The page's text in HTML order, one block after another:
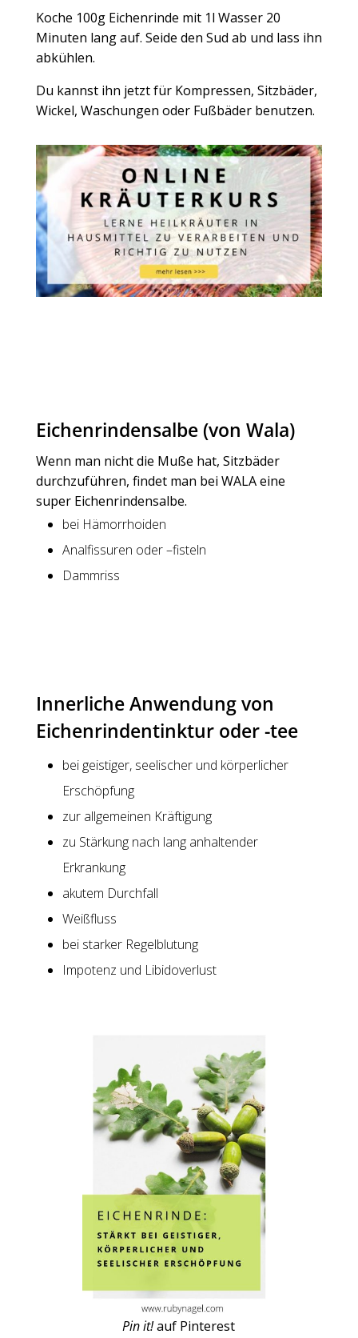
Koche 100g Eichenrinde mit 1l Wasser 20
Minuten lang auf. Seide den Sud ab und lass ihn
abkühlen.
Du kannst ihn jetzt für Kompressen, Sitzbäder,
Wickel, Waschungen oder Fußbäder benutzen.
Eichenrindensalbe (von Wala)
Wenn man nicht die Muße hat, Sitzbäder
durchzuführen, findet man bei WALA eine
super Eichenrindensalbe.
bei Hämorrhoiden
Analfissuren oder –fisteln
Dammriss
Innerliche Anwendung von
Eichenrindentinktur oder -tee
bei geistiger, seelischer und körperlicher
Erschöpfung
zur allgemeinen Kräftigung
zu Stärkung nach lang anhaltender
Erkrankung
akutem Durchfall
Weißfluss
bei starker Regelblutung
Impotenz und Libidoverlust
Pin it!auf Pinterest